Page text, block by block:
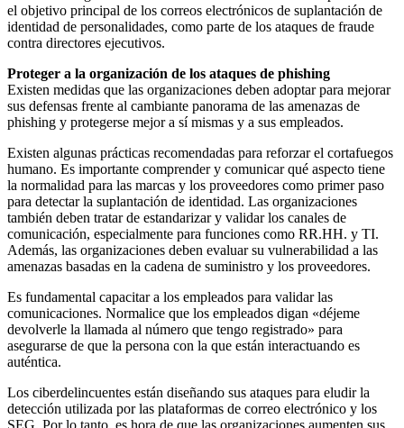
el objetivo principal de los correos electrónicos de suplantación de
identidad de personalidades, como parte de los ataques de fraude
contra directores ejecutivos.
Proteger a la organización de los ataques de phishing
Existen medidas que las organizaciones deben adoptar para mejorar
sus defensas frente al cambiante panorama de las amenazas de
phishing y protegerse mejor a sí mismas y a sus empleados.
Existen algunas prácticas recomendadas para reforzar el cortafuegos
humano. Es importante comprender y comunicar qué aspecto tiene
la normalidad para las marcas y los proveedores como primer paso
para detectar la suplantación de identidad. Las organizaciones
también deben tratar de estandarizar y validar los canales de
comunicación, especialmente para funciones como RR.HH. y TI.
Además, las organizaciones deben evaluar su vulnerabilidad a las
amenazas basadas en la cadena de suministro y los proveedores.
Es fundamental capacitar a los empleados para validar las
comunicaciones. Normalice que los empleados digan «déjeme
devolverle la llamada al número que tengo registrado» para
asegurarse de que la persona con la que están interactuando es
auténtica.
Los ciberdelincuentes están diseñando sus ataques para eludir la
detección utilizada por las plataformas de correo electrónico y los
SEG. Por lo tanto, es hora de que las organizaciones aumenten sus